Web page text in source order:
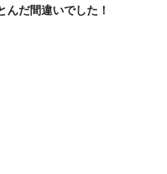
んだ間違いでした！